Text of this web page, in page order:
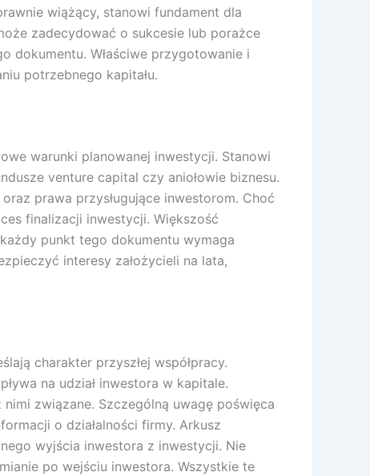
wiążący, stanowi fundament dla
zadecydować o sukcesie lub porażce
dokumentu. Właściwe przygotowanie i
potrzebnego kapitału.
warunki planowanej inwestycji. Stanowi
venture capital czy aniołowie biznesu.
prawa przysługujące inwestorom. Choć
finalizacji inwestycji. Większość
punkt tego dokumentu wymaga
interesy założycieli na lata,
charakter przyszłej współpracy.
na udział inwestora w kapitale.
związane. Szczególną uwagę poświęca
o działalności firmy. Arkusz
wyjścia inwestora z inwestycji. Nie
po wejściu inwestora. Wszystkie te